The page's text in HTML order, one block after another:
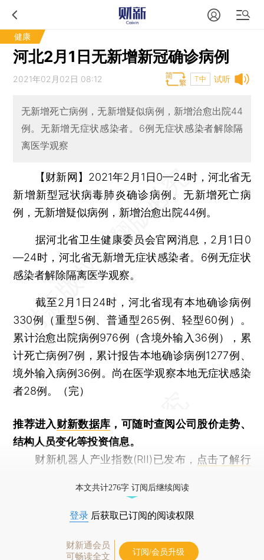
健康
河北2月1日无新增新冠确诊病例
试听
2021年02月02日 08:12 T中
无新增死亡病例，无新增疑似病例，新增治愈出院44
例。无新增无症状感染者。6例无症状感染者解除隔
离医学观察
【财新网】 2021年2月1日0—24时，河北省无
新增新型冠状病毒肺炎确诊病例。无新增死亡病
例，无新增疑似病例，新增治愈出院44例。
据河北省卫生健康委员会官网消息，2月1日0
—24时，河北省无新增无症状感染者。6例无症状
感染者解除隔离医学观察。
截至2月1日24时，河北省现有本地确诊病例
330例（重型5例、普通型265例、轻型60例）。
累计治愈出院病例976例（含境外输入36例），累
计死亡病例7例，累计报告本地确诊病例1277例、
境外输入病例36例。尚在医学观察本地无症状感染
者28例。（完）
推荐进入财新数据库 ，可随时查阅公司股价走势、
结构人员变化等投资信息。
财新机器人产业指数(RII)已发布， 点击了解行
本文共计276字 订阅后继续阅读
登录 后获取已订阅的阅读权限
财新通会员
可畅读全文
订阅/会员升级